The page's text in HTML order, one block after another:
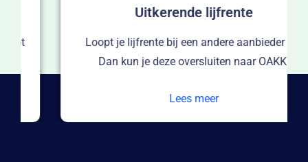
Uitkerende lijfrente
Loopt je lijfrente bij een andere aanbieder af?
Dan kun je deze oversluiten naar OAKK.
Lees meer